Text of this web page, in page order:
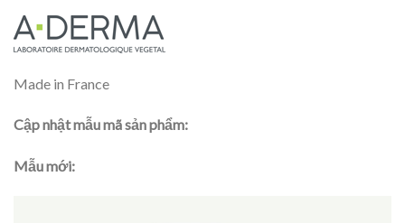
Made in France
Cập nhật mẫu mã sản phẩm:
Mẫu mới: